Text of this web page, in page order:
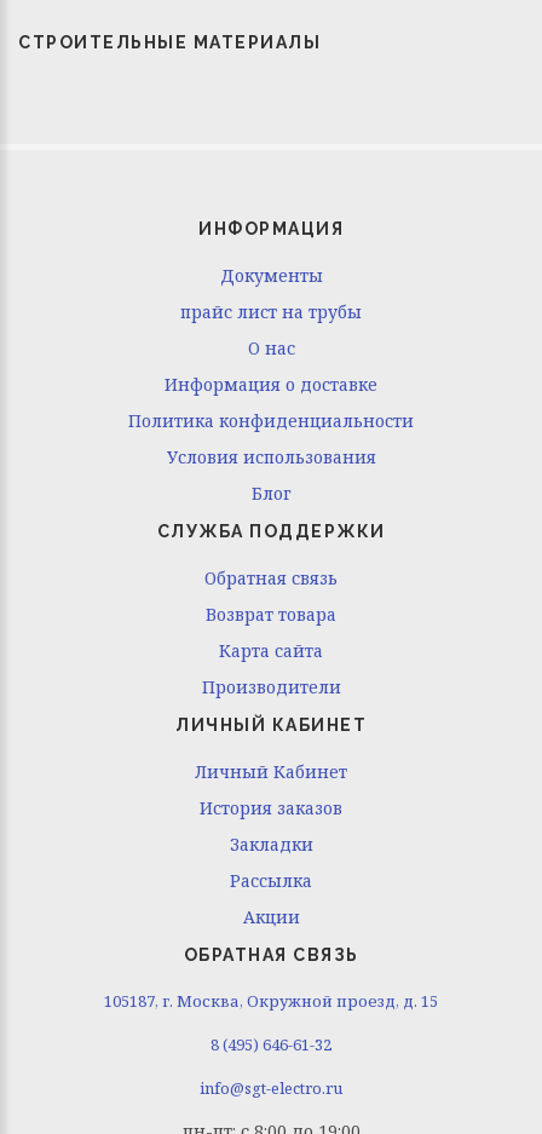
СТРОИТЕЛЬНЫЕ МАТЕРИАЛЫ
ИНФОРМАЦИЯ
Документы
прайс лист на трубы
O нас
Информация о доставке
Политика конфиденциальности
Условия использования
Блог
СЛУЖБА ПОДДЕРЖКИ
Обратная связь
Возврат товара
Карта сайта
Производители
ЛИЧНЫЙ КАБИНЕТ
Личный Кабинет
История заказов
Закладки
Рассылка
Акции
ОБРАТНАЯ СВЯЗЬ
105187, г. Москва, Окружной проезд, д. 15
8 (495) 646-61-32
info@sgt-electro.ru